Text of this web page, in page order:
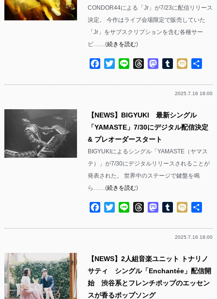
CONDOR44による「Jr」が7/23に配信リリース
決定。 今作はライブ会場限定で販売していた
「Jr」をサブスクリプションを含む各種サー
ビ……(続きを読む)
Facebook
TwitterLine ThreadsMastodon
Tumblr
Mixi
2025.7.16 18:00
【NEWS】BIGYUKI 最新シングル
「YAMASTE」7/30にデジタル配信決定
& プレオーダースタート
BIGYUKIによるシングル「YAMASTE（ヤマス
テ）」が7/30にデジタルリリースされることが
発表された。 世界中のステージで鍵盤を鳴
ら……(続きを読む)
Facebook
TwitterLine ThreadsMastodon
Tumblr
Mixi
2025.7.16 18:00
【NEWS】2人組音楽ユニット トナリノ
サティ シングル「Enchantée」配信開
始 渋谷系とフレンチポップのエッセン
スが香るポップソング